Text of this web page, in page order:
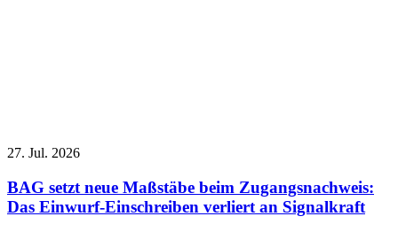
27. Jul. 2026
BAG setzt neue Maßstäbe beim Zugangsnachweis:
Das Einwurf-Einschreiben verliert an Signalkraft